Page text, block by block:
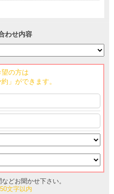
わせ内容
望の方は
」ができます。
どお聞かせ下さい。
文字以内